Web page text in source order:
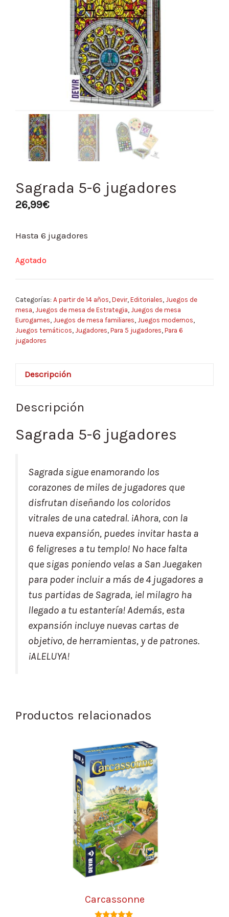
Sagrada 5-6 jugadores
26,99€
Hasta 6 jugadores
Agotado
Categorías: A partir de 14 años Devir, Editoriales Juegos de
mesa Juegos de mesa de Estrategia Juegos de mesa
Eurogames Juegos de mesa familiares Juegos modernos
Juegos temáticos Jugadores Para 5 jugadores Para 6
jugadores
Descripción
Descripción
Sagrada 5-6 jugadores
Sagrada sigue enamorando los
corazones de miles de jugadores que
disfrutan diseñando los coloridos
vitrales de una catedral. ¡Ahora, con la
nueva expansión, puedes invitar hasta a
6 feligreses a tu templo! No hace falta
que sigas poniendo velas a San Juegaken
para poder incluir a más de 4 jugadores a
tus partidas de Sagrada, ¡el milagro ha
llegado a tu estantería! Además, esta
expansión incluye nuevas cartas de
objetivo, de herramientas, y de patrones.
¡ALELUYA!
Productos relacionados
Carcassonne